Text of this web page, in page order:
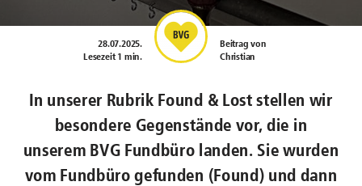
28.07.2025.
Lesezeit 1 min.
Beitrag von
Christian
In unserer Rubrik Found & Lost stellen wir
besondere Gegenstände vor, die in
unserem BVG Fundbüro landen. Sie wurden
vom Fundbüro gefunden (Found) und dann